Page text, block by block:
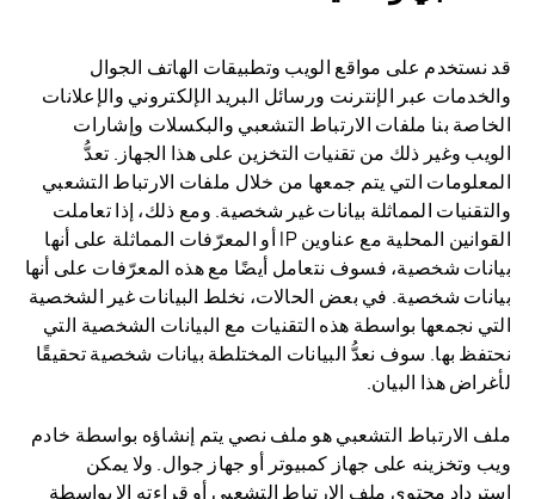
قد نستخدم على مواقع الويب وتطبيقات الهاتف الجوال
والخدمات عبر الإنترنت ورسائل البريد الإلكتروني والإعلانات
الخاصة بنا ملفات الارتباط التشعبي والبكسلات وإشارات
الويب وغير ذلك من تقنيات التخزين على هذا الجهاز. تعدُّ
المعلومات التي يتم جمعها من خلال ملفات الارتباط التشعبي
والتقنيات المماثلة بيانات غير شخصية. ومع ذلك، إذا تعاملت
القوانين المحلية مع عناوين IP أو المعرّفات المماثلة على أنها
بيانات شخصية، فسوف نتعامل أيضًا مع هذه المعرّفات على أنها
بيانات شخصية. في بعض الحالات، نخلط البيانات غير الشخصية
التي نجمعها بواسطة هذه التقنيات مع البيانات الشخصية التي
نحتفظ بها. سوف نعدُّ البيانات المختلطة بيانات شخصية تحقيقًا
لأغراض هذا البيان.
ملف الارتباط التشعبي هو ملف نصي يتم إنشاؤه بواسطة خادم
ويب وتخزينه على جهاز كمبيوتر أو جهاز جوال. ولا يمكن
استرداد محتوى ملف الارتباط التشعبي أو قراءته إلا بواسطة